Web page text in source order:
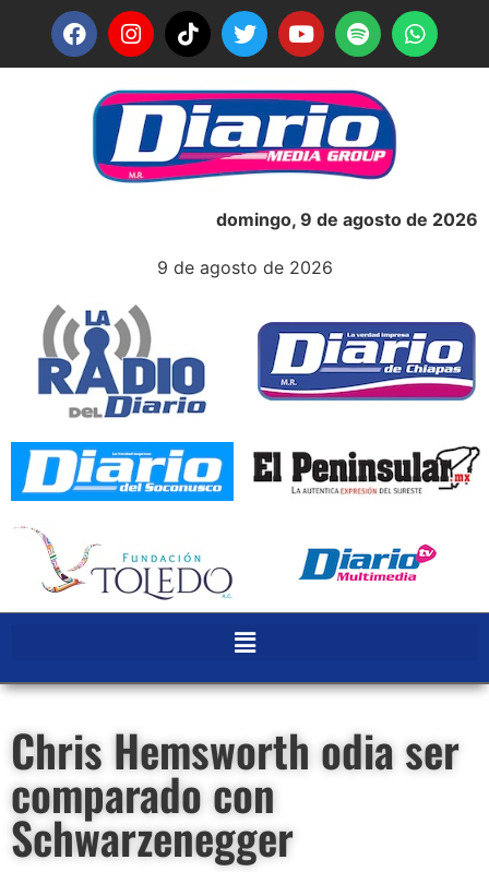
domingo, 9 de agosto de 2026
9 de agosto de 2026
Chris Hemsworth odia ser
comparado con
Schwarzenegger